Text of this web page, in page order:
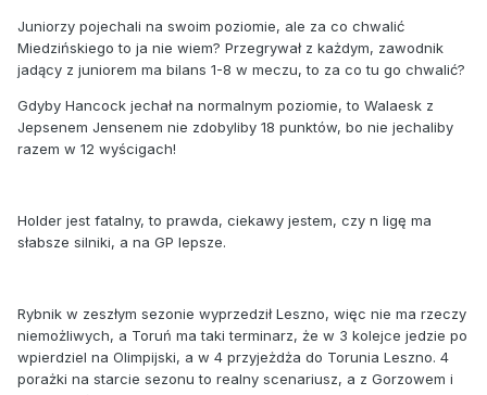
Juniorzy pojechali na swoim poziomie, ale za co chwalić
Miedzińskiego to ja nie wiem? Przegrywał z każdym, zawodnik
jadący z juniorem ma bilans 1-8 w meczu, to za co tu go chwalić?
Gdyby Hancock jechał na normalnym poziomie, to Walaesk z
Jepsenem Jensenem nie zdobyliby 18 punktów, bo nie jechaliby
razem w 12 wyścigach!
Holder jest fatalny, to prawda, ciekawy jestem, czy n ligę ma
słabsze silniki, a na GP lepsze.
Rybnik w zeszłym sezonie wyprzedził Leszno, więc nie ma rzeczy
niemożliwych, a Toruń ma taki terminarz, że w 3 kolejce jedzie po
wpierdziel na Olimpijski, a w 4 przyjeżdża do Torunia Leszno. 4
porażki na starcie sezonu to realny scenariusz, a z Gorzowem i